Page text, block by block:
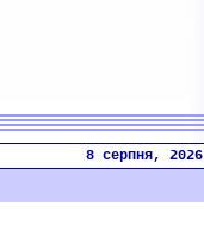
8 серпня, 2026